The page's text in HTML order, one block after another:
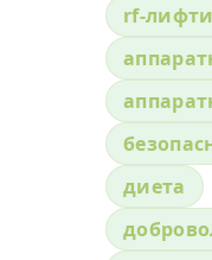
rf-
диета